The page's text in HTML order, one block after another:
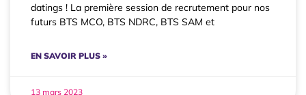
datings ! La première session de recrutement pour nos
futurs BTS MCO, BTS NDRC, BTS SAM et
EN SAVOIR PLUS »
13 mars 2023